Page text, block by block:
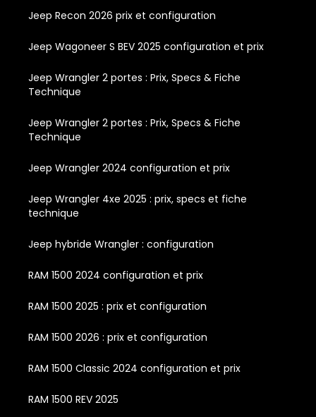
Jeep Recon 2026 prix et configuration
Jeep Wagoneer S BEV 2025 configuration et prix
Jeep Wrangler 2 portes : Prix, Specs & Fiche
Technique
Jeep Wrangler 2 portes : Prix, Specs & Fiche
Technique
Jeep Wrangler 2024 configuration et prix
Jeep Wrangler 4xe 2025 : prix, specs et fiche
technique
Jeep hybride Wrangler : configuration
RAM 1500 2024 configuration et prix
RAM 1500 2025 : prix et configuration
RAM 1500 2026 : prix et configuration
RAM 1500 Classic 2024 configuration et prix
RAM 1500 REV 2025